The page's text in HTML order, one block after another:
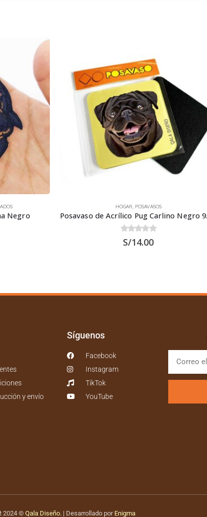
Negro
HOGAR, POSAVASOS
out of 5
S/14.00
y envío
Síguenos
Facebook
Instagram
TikTok
YouTube
2024 ©Qala Diseño.| Desarrollado por Enigma